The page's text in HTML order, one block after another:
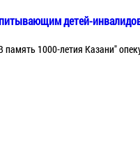
детей-
1000-летия Казани"